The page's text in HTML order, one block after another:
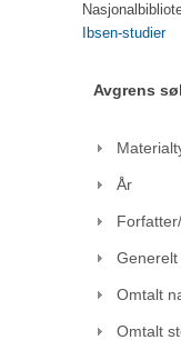
Ibsen-studier
Avgrens
År
Omtalt
Omtalt